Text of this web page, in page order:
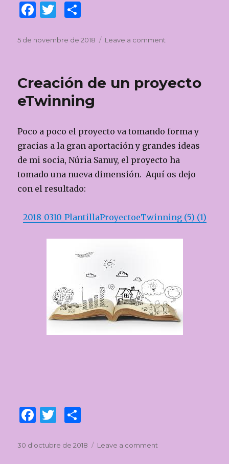
F
c
b
o
o
T
it
r
m
ar
te
ix
Posted
5 de novembre de 2018 Leave a comment
eTwining
Creación de un proyecto
eTwinning
Poco a poco el proyecto va tomando forma y
gracias a la gran aportación y grandes ideas
de mi socia, Núria Sanuy, el proyecto ha
tomado una nueva dimensión. Aquí os dejo
con el resultado:
2018_0310_PlantillaProyectoeTwinning (5) (1)
F
c
T
it
m
Posted
30 d'octubre de 2018 Leave a comment